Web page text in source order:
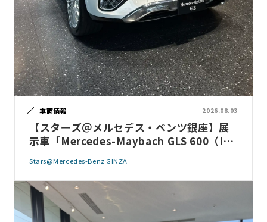
車両情報 2026.08.03
【スターズ＠メルセデス・ベンツ銀座】展
示車「Mercedes-Maybach GLS 600（IS
Stars@Mercedes-Benz GINZA